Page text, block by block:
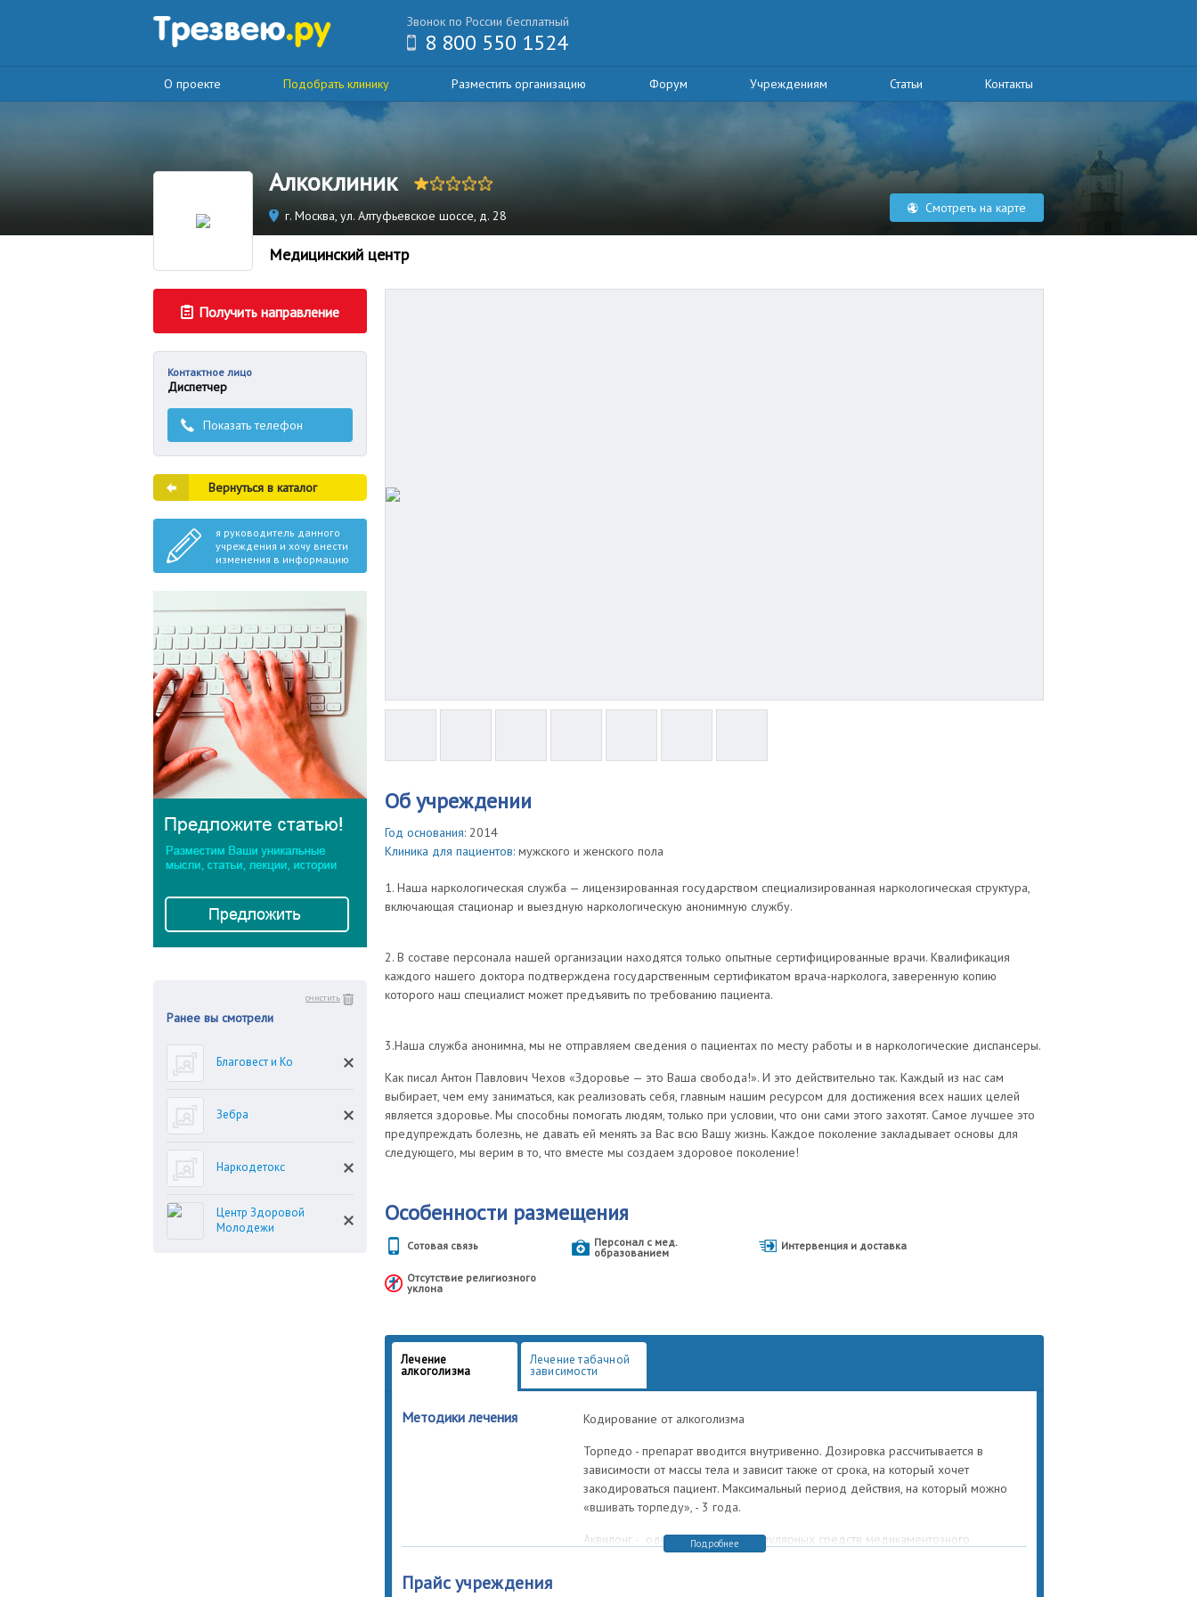
Звонок по России бесплатный
8 800 550 1524
О проекте Подобрать клинику Разместить организацию Форум Учреждениям Статьи Контакты
Алкоклиник
г. Москва, ул. Алтуфьевское шоссе, д. 28 Смотреть на карте
Медицинский центр
Получить направление
Контактное лицо
Диспетчер
Показать телефон
Вернуться в каталог
я руководитель данного
учреждения и хочу внести
изменения в информацию
очистить
Ранее вы смотрели
Благовест и Ко
Зебра
Наркодетокс
Центр Здоровой
Молодежи
Об учреждении
Год основания: 2014
Клиника для пациентов: мужского и женского пола
1. Наша наркологическая служба — лицензированная государством специализированная наркологическая структура,
включающая стационар и выездную наркологическую анонимную службу.
2. В составе персонала нашей организации находятся только опытные сертифицированные врачи. Квалификация
каждого нашего доктора подтверждена государственным сертификатом врача-нарколога, заверенную копию
которого наш специалист может предъявить по требованию пациента.
3.Наша служба анонимна, мы не отправляем сведения о пациентах по месту работы и в наркологические диспансеры.
Как писал Антон Павлович Чехов «Здоровье — это Ваша свобода!». И это действительно так. Каждый из нас сам
выбирает, чем ему заниматься, как реализовать себя, главным нашим ресурсом для достижения всех наших целей
является здоровье. Мы способны помогать людям, только при условии, что они сами этого захотят. Самое лучшее это
предупреждать болезнь, не давать ей менять за Вас всю Вашу жизнь. Каждое поколение закладывает основы для
следующего, мы верим в то, что вместе мы создаем здоровое поколение!
Особенности размещения
Сотовая связь
Персонал с мед.
образованием
Интервенция и доставка
Отсутствие религиозного
уклона
Лечение
алкоголизма
Лечение табачной
зависимости
Методики лечения
Кодирование от алкоголизма
Торпедо - препарат вводится внутривенно. Дозировка рассчитывается в
зависимости от массы тела и зависит также от срока, на который хочет
закодироваться пациент. Максимальный период действия, на который можно
«вшивать торпеду», - 3 года.
Аквилонг - один из наиболее популярных средств медикаментозного
кодирования. В пользу данного способа свидетельствует минимальное
Подробнее
Прайс учреждения